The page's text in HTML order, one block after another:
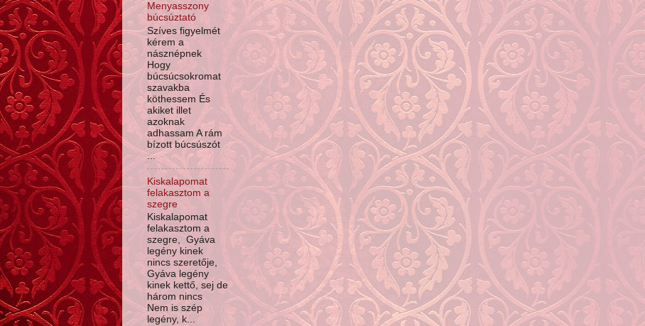
Menyasszony
búcsúztató
Szíves figyelmét
kérem a
násznépnek
Hogy
búcsúcsokromat
szavakba
köthessem És
akiket illet
azoknak
adhassam A rám
bízott búcsúszót
...
Kiskalapomat
felakasztom a
szegre
Kiskalapomat
felakasztom a
szegre, Gyáva
legény kinek
nincs szeretője,
Gyáva legény
kinek kettő, sej de
három nincs
Nem is szép
legény, k...